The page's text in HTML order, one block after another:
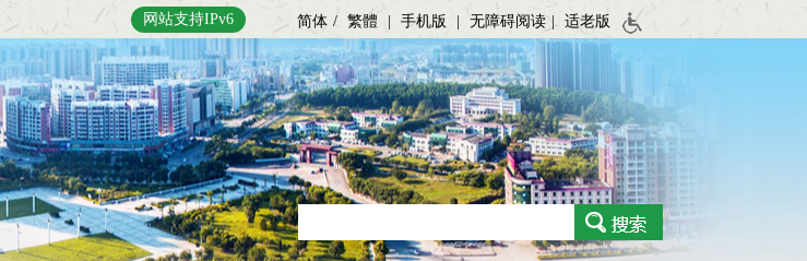
网站支持IPv6 简体 / 繁體 手机版 无障碍阅读 | 适老版